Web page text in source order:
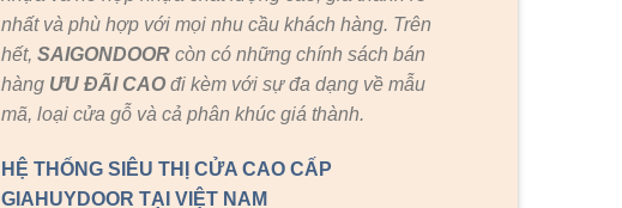
nhất và phù hợp với mọi nhu cầu khách hàng. Trên
hết,SAIGONDOOR còn có những chính sách bán
hàng ƯU ĐÃI CAOđi kèm với sự đa dạng về mẫu
mã, loại cửa gỗ và cả phân khúc giá thành.
HỆ THỐNG SIÊU THỊ CỬA CAO CẤP
GIAHUYDOOR TẠI VIỆT NAM